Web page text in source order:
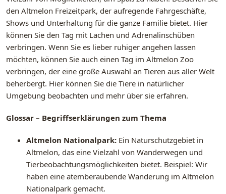
den Altmelon Freizeitpark, der aufregende Fahrgeschäfte,
Shows und Unterhaltung für die ganze Familie bietet. Hier
können Sie den Tag mit Lachen und Adrenalinschüben
verbringen. Wenn Sie es lieber ruhiger angehen lassen
möchten, können Sie auch einen Tag im Altmelon Zoo
verbringen, der eine große Auswahl an Tieren aus aller Welt
beherbergt. Hier können Sie die Tiere in natürlicher
Umgebung beobachten und mehr über sie erfahren.
Glossar – Begriffserklärungen zum Thema
Altmelon Nationalpark: Ein Naturschutzgebiet in
Altmelon, das eine Vielzahl von Wanderwegen und
Tierbeobachtungsmöglichkeiten bietet. Beispiel: Wir
haben eine atemberaubende Wanderung im Altmelon
Nationalpark gemacht.